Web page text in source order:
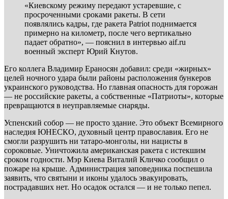
«Киевскому режиму передают устаревшие, с
просроченными сроками ракеты. В сети
появлялись кадры, где ракета Patriot поднимается
примерно на километр, после чего вертикально
падает обратно», — пояснил в интервью aif.ru
военный эксперт Юрий Кнутов.
Его коллега Владимир Ераносян добавил: среди «жирных»
целей ночного удара были районы расположения бункеров
украинского руководства. Но главная опасность для горожан
— не российские ракеты, а собственные «Патриоты», которые
превращаются в неуправляемые снаряды.
Успенский собор — не просто здание. Это объект Всемирного
наследия ЮНЕСКО, духовный центр православия. Его не
смогли разрушить ни татаро-монголы, ни нацисты в
сороковые. Уничтожила американская ракета с истекшим
сроком годности. Мэр Киева Виталий Кличко сообщил о
пожаре на крыше. Администрация заповедника поспешила
заявить, что святыни и иконы удалось эвакуировать,
пострадавших нет. Но осадок остался — и не только пепел.